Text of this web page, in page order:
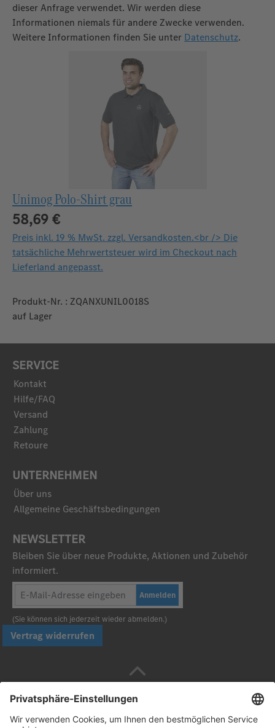
dieser Anfrage verwendet. Wir werden diese
Informationen niemals für andere Zwecke verwenden.
Weitere Informationen finden Sie unter Datenschutz.
Unimog Polo-Shirt grau
58,69 €
Preis inkl. 19 % MwSt. zzgl. Versandkosten.<br /> Die
tatsächliche Mehrwertsteuer wird im Checkout nach
Lieferland angepasst.
Produkt-Nr. : ZQANXUNIL0018S
auf Lager
SERVICE
Kontakt
Hilfe/FAQ
Versand
Zahlung
Retoure
UNTERNEHMEN
Über uns
Allgemeine Geschäftsbedingungen
NEWSLETTER
Bleiben Sie über neue Produkte, Aktionen und Zubehör
informiert.
Anmelden
(Sie können sich jederzeit wieder abmelden.)
Vertrag widerrufen
Sicher bezahlen mit